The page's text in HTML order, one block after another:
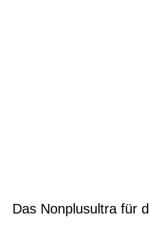
Das Nonplusultra für